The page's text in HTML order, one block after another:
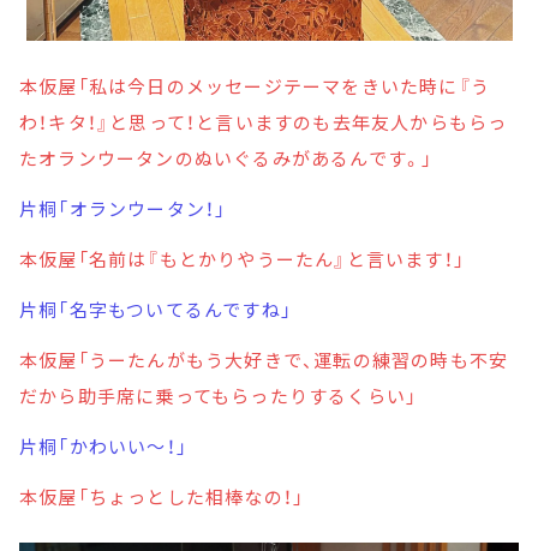
本仮屋「私は今日のメッセージテーマをきいた時に『う
わ！キタ！』と思って！と言いますのも去年友人からもらっ
たオランウータンのぬいぐるみがあるんです。」
片桐「オランウータン！」
本仮屋「名前は『もとかりやうーたん』と言います！」
片桐「名字もついてるんですね」
本仮屋「うーたんがもう大好きで、運転の練習の時も不安
だから助手席に乗ってもらったりするくらい」
片桐「かわいい～！」
本仮屋「ちょっとした相棒なの！」